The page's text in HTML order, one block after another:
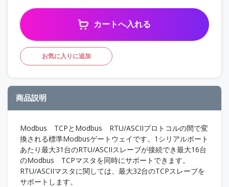
カートへ入れる
お気に入りに追加
商品説明
Modbus TCPとModbus RTU/ASCIIプロトコルの間で変
換される標準Modbusゲートウェイです。1シリアルポート
あたり最大31台のRTU/ASCIIスレーブが接続でき最大16台
のModbus TCPマスタを同時にサポートできます。
RTU/ASCIIマスタに関しては、最大32台のTCPスレーブを
サポートします。